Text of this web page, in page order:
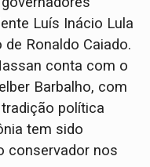
Luís Inácio Lula
Ronaldo Caiado.
conta com o
Barbalho, com
política
tem sido
conservador nos